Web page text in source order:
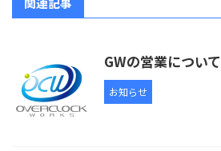
GWの営業について
お知らせ